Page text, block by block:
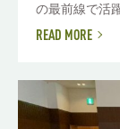
の最前線で活
READ MORE